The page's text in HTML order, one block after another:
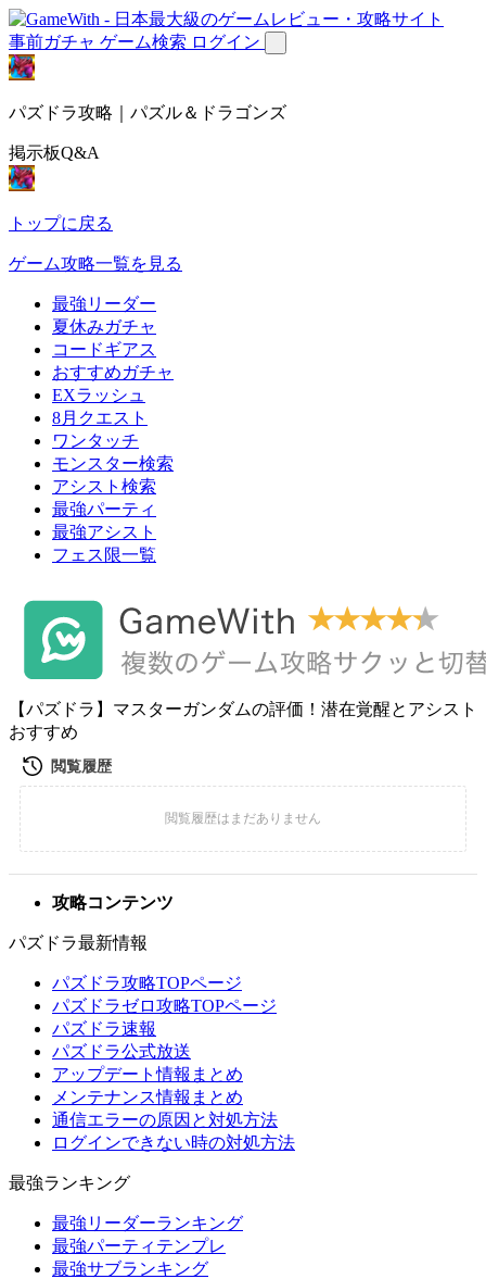
事前ガチャ ゲーム検索 ログイン
パズドラ攻略｜パズル＆ドラゴンズ
掲示板Q&A
トップに戻る
ゲーム攻略一覧を見る
最強リーダー
夏休みガチャ
コードギアス
おすすめガチャ
EXラッシュ
8月クエスト
ワンタッチ
モンスター検索
アシスト検索
最強パーティ
最強アシスト
フェス限一覧
【パズドラ】マスターガンダムの評価！潜在覚醒とアシスト
おすすめ
攻略コンテンツ
パズドラ最新情報
パズドラ攻略TOPページ
パズドラゼロ攻略TOPページ
パズドラ速報
パズドラ公式放送
アップデート情報まとめ
メンテナンス情報まとめ
通信エラーの原因と対処方法
ログインできない時の対処方法
最強ランキング
最強リーダーランキング
最強パーティテンプレ
最強サブランキング